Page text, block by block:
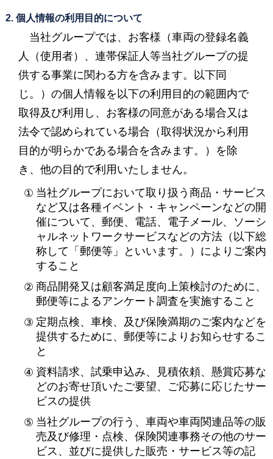
2. 個人情報の利用目的について
当社グループでは、お客様（車両の登録名義
人（使用者）、連帯保証人等当社グループの提
供する事業に関わる方を含みます。以下同
じ。）の個人情報を以下の利用目的の範囲内で
取得及び利用し、お客様の同意がある場合又は
法令で認められている場合（取得状況から利用
目的が明らかである場合を含みます。）を除
き、他の目的で利用いたしません。
当社グループにおいて取り扱う商品・サービス
など又は各種イベント・キャンペーンなどの開
催について、郵便、電話、電子メール、ソーシ
ャルネットワークサービスなどの方法（以下総
称して「郵便等」といいます。）によりご案内
すること
商品開発又は顧客満足度向上策検討のために、
郵便等によるアンケート調査を実施すること
定期点検、車検、及び保険満期のご案内などを
提供するために、郵便等によりお知らせするこ
と
資料請求、試乗申込み、見積依頼、懸賞応募な
どのお寄せ頂いたご要望、ご応募に応じたサー
ビスの提供
当社グループの行う、車両や車両関連品等の販
売及び修理・点検、保険関連事務その他のサー
ビス、並びに提供した販売・サービス等の記